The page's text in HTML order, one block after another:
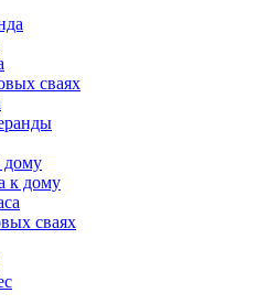
сваях
дому
к дому
сваях